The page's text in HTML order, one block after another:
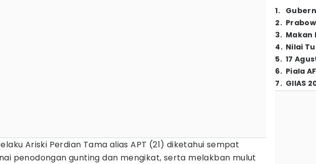
Ariski Perdian Tama alias APT (21) diketahui sempat
penodongan gunting dan mengikat, serta melakban mulut
1.
2.
3. Makan
4. Nilai
5. 17
6. Piala
7. GIIAS